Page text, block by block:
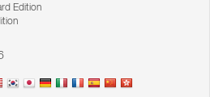
Edition